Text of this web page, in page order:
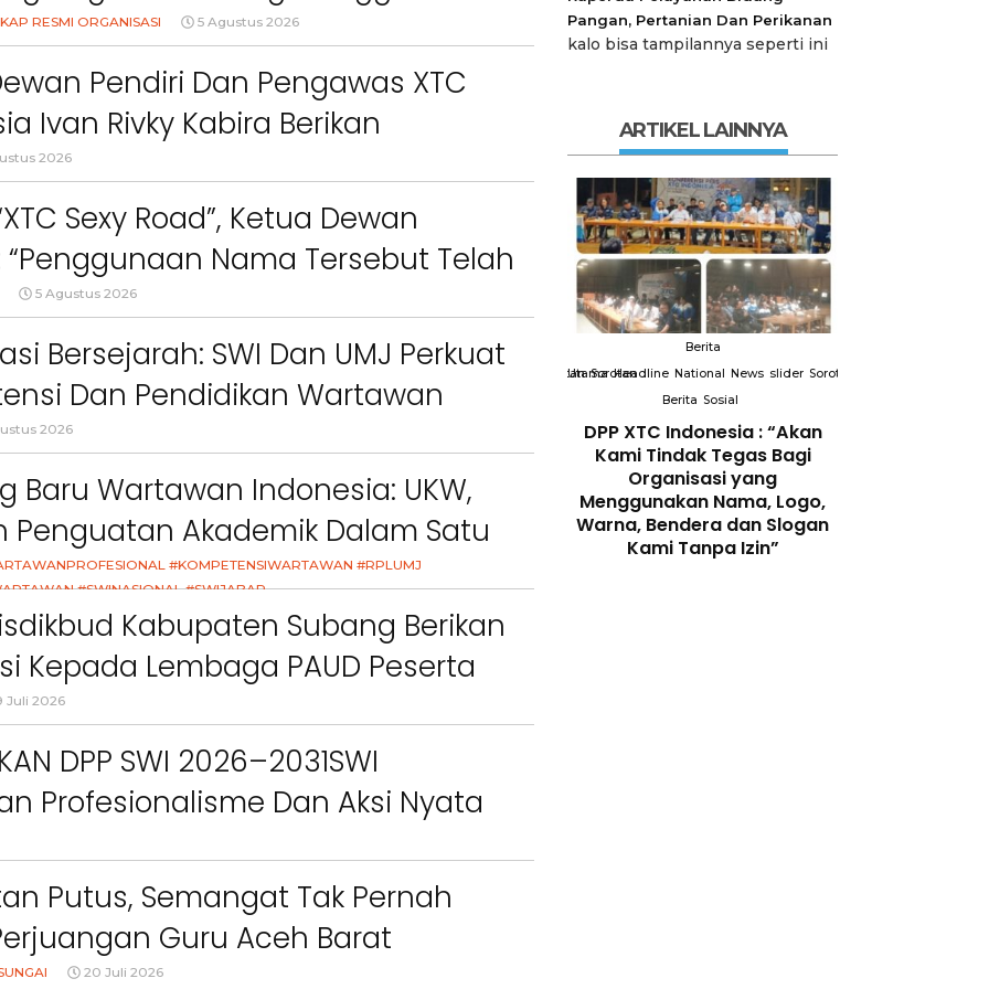
Warna, Bendera Dan Slogan
Izin”
RESMI ORGANISASI 5 Agustus 2026
Pendiri Dan Pengawas XTC
Ivan Rivky Kabira Berikan
Sikap Terkait “XTC Sexy Road”
2026
Sexy Road”, Ketua Dewan
“Penggunaan Nama Tersebut Telah
Ketentuan Perundang-
5 Agustus 2026
Bersejarah: SWI Dan UMJ Perkuat
Dan Pendidikan Wartawan
2026
Baru Wartawan Indonesia: UKW,
Penguatan Akademik Dalam Satu
#KOMPETENSIWARTAWAN #RPLUMJ
#SWINASIONAL #SWIJABAR
Kabupaten Subang Berikan
Kepada Lembaga PAUD Peserta
MPLS Dan G7KAIH
Juli 2026
DPP SWI 2026–2031SWI
Profesionalisme Dan Aksi Nyata
Impact
Putus, Semangat Tak Pernah
Guru Aceh Barat
Air Mata
20 Juli 2026
Pangan, Pertanian Dan Perikanan
kalo bisa tampilannya seperti ini
ARTIKEL LAINNYA
Berita
Headline
Berita
Empat Tahun Janji Membeku,
Sawah Rusak: Ahli Waris
Tagih Tanggung Jawab
Pemkab Bandung Barat
Berita
Sorotan Sorotan
Berita
Berikan Penyuluhan dengan
Tema Membangun Peran
Orang Tua dalam Menjaga
Kesehatan Anak di Era Digital
Berita
Utama Headline National News slider Sorotan
Berita Sosial
DPP XTC Indonesia : “Akan
Kami Tindak Tegas Bagi
Organisasi yang
Menggunakan Nama, Logo,
Warna, Bendera dan Slogan
Kami Tanpa Izin”